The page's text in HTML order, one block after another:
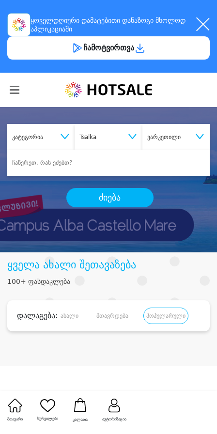
ყოველდღიური დამატებითი დანაზოგი მხოლოდ
აპლიკაციაში
ჩამოტვირთვა
მთავარი სურვილები კალათა ავტორიზაცია
კატეგორია Tsalka ვარკეთილი
ძიება
ყველა ახალი შეთავაზება
100+ ფასდაკლება
დალაგება: ახალი მთავრდება პოპულარული